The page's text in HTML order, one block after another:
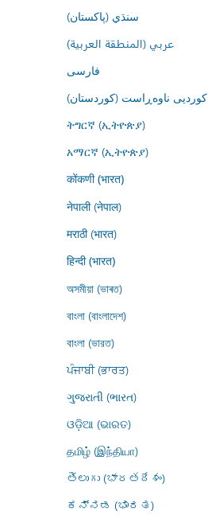
سنڌي (پاکستان)
عربي (المنطقة العربية)
فارسى
کوردیی ناوەڕاست (کوردستان)
ትግርኛ (ኢትዮጵያ)
አማርኛ (ኢትዮጵያ)
कोंकणी (भारत)
नेपाली (नेपाल)
मराठी (भारत)
हिन्दी (भारत)
অসমীয়া (ভাৰত)
বাংলা (বাংলাদেশ)
বাংলা (ভারত)
ਪੰਜਾਬੀ (ਭਾਰਤ)
ગુજરાતી (ભારત)
ଓଡ଼ିଆ (ଭାରତ)
தமிழ் (இந்தியா)
తెలుగు (భారతదేశం)
ಕನ್ನಡ (ಭಾರತ)